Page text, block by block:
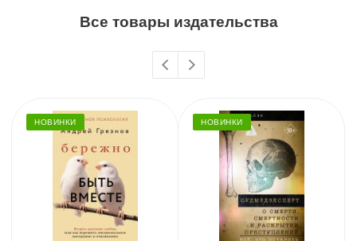
Все товары издательства
НОВИНКИ НОВИНКИ